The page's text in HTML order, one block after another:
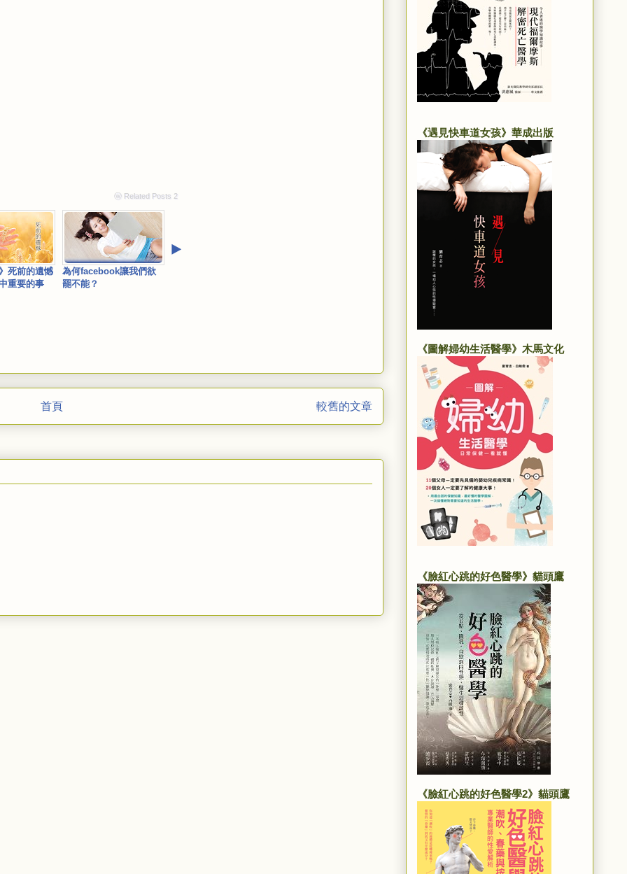
ⓦ Related Posts 2
死前的遺憾
重要的事
為何facebook讓我們欲
罷不能？
‣
較舊的文章
首頁
《遇見快車道女孩》華成出版
《圖解婦幼生活醫學》木馬文化
《臉紅心跳的好色醫學》貓頭鷹
《臉紅心跳的好色醫學2》貓頭鷹